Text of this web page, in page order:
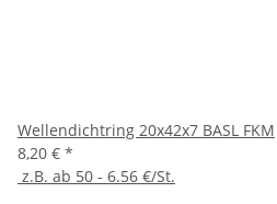
Wellendichtring 20x42x7 BASL FKM
8,20 € *
z.B. ab 50 - 6.56 €/St.